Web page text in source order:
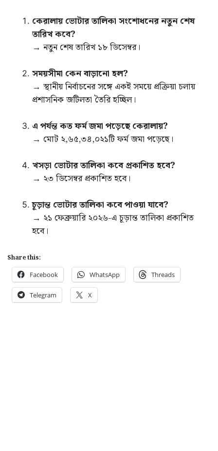
কেরালায় ভোটার তালিকা সংশোধনের নতুন শেষ
তারিখ কবে?
→ নতুন শেষ তারিখ ১৮ ডিসেম্বর।
সময়সীমা কেন বাড়ানো হল?
→ স্থানীয় নির্বাচনের সঙ্গে একই সময়ে প্রক্রিয়া চলায়
প্রশাসনিক জটিলতা তৈরি হচ্ছিল।
এ পর্যন্ত কত ফর্ম জমা পড়েছে কেরালায়?
→ মোট ২,৬৫,৩৪,০২১টি ফর্ম জমা পড়েছে।
খসড়া ভোটার তালিকা কবে প্রকাশিত হবে?
→ ২৩ ডিসেম্বর প্রকাশিত হবে।
চূড়ান্ত ভোটার তালিকা কবে পাওয়া যাবে?
→ ২১ ফেব্রুয়ারি ২০২৬-এ চূড়ান্ত তালিকা প্রকাশিত
হবে।
Share this:
Facebook WhatsApp Threads
Telegram X